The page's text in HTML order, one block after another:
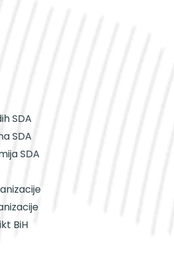
SDA
SDA
SDA
BiH